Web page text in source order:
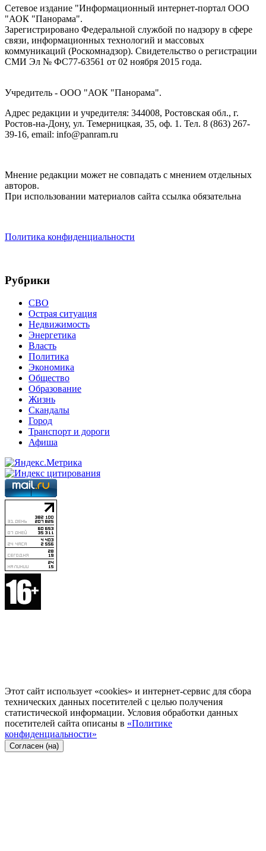
Сетевое издание "Информационный интернет-портал ООО
"АОК "Панорама".
Зарегистрировано Федеральной службой по надзору в сфере
связи, информационных технологий и массовых
коммуникаций (Роскомнадзор). Cвидетельство о регистрации
СМИ Эл № ФС77-63561 от 02 ноября 2015 года.
Учредитель - ООО "АОК "Панорама".
Адрес редакции и учредителя: 344008, Ростовская обл., г.
Ростов-на-Дону, ул. Темерницкая, 35, оф. 1. Тел. 8 (863) 267-
39-16, email: info@panram.ru
Мнение редакции может не совпадать с мнением отдельных
авторов.
При использовании материалов сайта ссылка обязательна
Политика конфиденциальности
Рубрики
СВО
Острая ситуация
Недвижимость
Энергетика
Власть
Политика
Экономика
Общество
Образование
Жизнь
Скандалы
Город
Транспорт и дороги
Афиша
Этот сайт использует «cookies» и интернет-сервис для сбора
технических данных посетителей с целью получения
статистической информации. Условия обработки данных
посетителей сайта описаны в «Политике
конфиденциальности»
Согласен (на)